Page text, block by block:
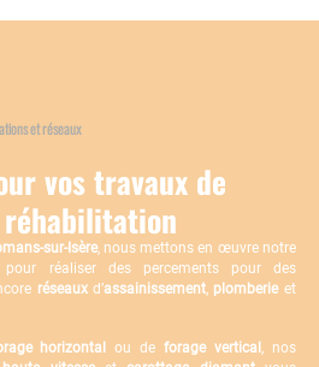
et réseaux
vos travaux de
sur-Isère, nous mettons en œuvre notre
pour réaliser des percements pour des
réseauxd’assainissement, plomberieet
horizontal ou deforage vertical, nos